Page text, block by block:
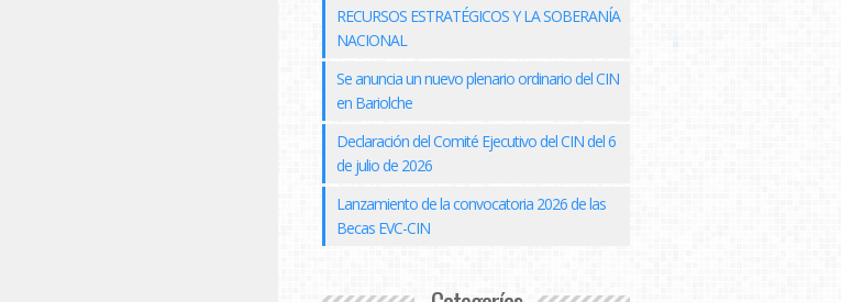
RECURSOS ESTRATÉGICOS Y LA SOBERANÍA
NACIONAL
Se anuncia un nuevo plenario ordinario del CIN
en Bariolche
Declaración del Comité Ejecutivo del CIN del 6
de julio de 2026
Lanzamiento de la convocatoria 2026 de las
Becas EVC-CIN